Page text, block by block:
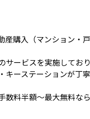
購入（マンション・
ービスを実施してお
ーステーションが丁
料半額～最大無料な